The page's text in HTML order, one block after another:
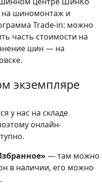
на шиномонтаж и
Trade-in: можно
часть стоимости на
шин — на
экземпляре
у нас на складе
онлайн-
— там можно
в наличии, его можно